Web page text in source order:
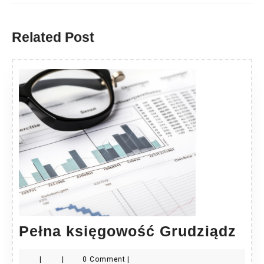
Related Post
Pełna księgowość Grudziądz
0 Comment